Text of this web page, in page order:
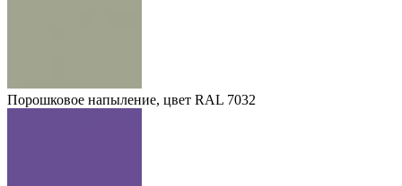
Порошковое напыление, цвет RAL 7032